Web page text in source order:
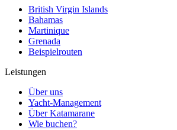
British Virgin Islands
Bahamas
Martinique
Grenada
Beispielrouten
Leistungen
Über uns
Yacht-Management
Über Katamarane
Wie buchen?